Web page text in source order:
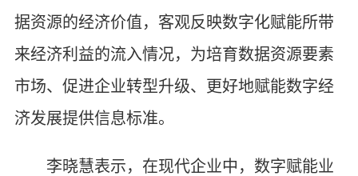
据资源的经济价值，客观反映数字化赋能所带
来经济利益的流入情况，为培育数据资源要素
市场、促进企业转型升级、更好地赋能数字经
济发展提供信息标准。
李晓慧表示，在现代企业中，数字赋能业